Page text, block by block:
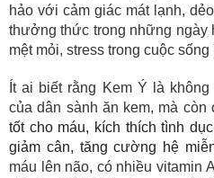
hảo với cảm giác mát lạnh,
thưởng thức trong những ngày
mệt mỏi, stress trong cuộc sống
Ít ai biết rằng Kem Ý
là
của dân sành ăn kem, mà còn
tốt cho máu, kích thích tình
giảm cân, tăng cường hệ
máu lên não, có nhiều vitamin